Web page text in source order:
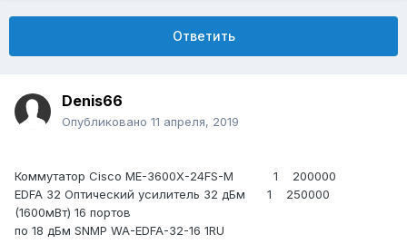
Ответить
Denis66
Опубликовано 11 апреля, 2019
Коммутатор Cisco ME-3600X-24FS-M 1 200000
EDFA 32 Оптический усилитель 32 дБм 1 250000
(1600мВт) 16 портов
по 18 дБм SNMP WA-EDFA-32-16 1RU